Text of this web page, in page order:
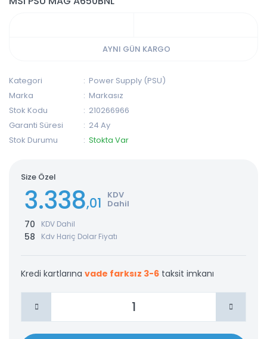
AYNI GÜN KARGO
Kategori
Power Supply (PSU)
Marka
Markasız
Stok Kodu
210266966
Garanti Süresi
24 Ay
Stok Durumu
Stokta Var
Size Özel
3.338,01 KDV
Dahil
70 KDV Dahil
58 Kdv Hariç Dolar Fiyatı
Kredi kartlarına vade farksız 3-6 taksit imkanı